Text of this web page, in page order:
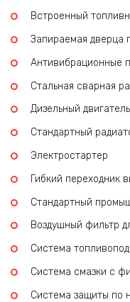
Встроенный
Запираемая дверца
Антивибрационные
Стальная сварная
Дизельный
Стандартный
Электростартер
Гибкий переходник
Стандартный
Воздушный фильтр
Система
Система смазки с
Система защиты по